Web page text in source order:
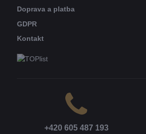
Doprava a platba
GDPR
Kontakt
+420 605 487 193